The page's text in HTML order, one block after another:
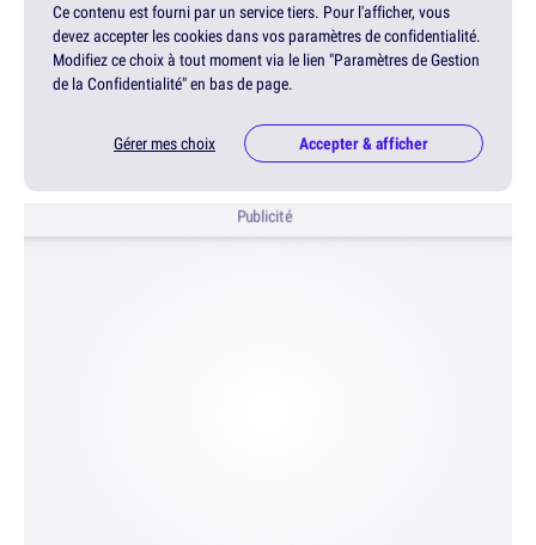
Ce contenu est fourni par un service tiers. Pour l'afficher, vous
devez accepter les cookies dans vos paramètres de confidentialité.
Modifiez ce choix à tout moment via le lien "Paramètres de Gestion
de la Confidentialité" en bas de page.
Gérer mes choix Accepter & afficher
Publicité